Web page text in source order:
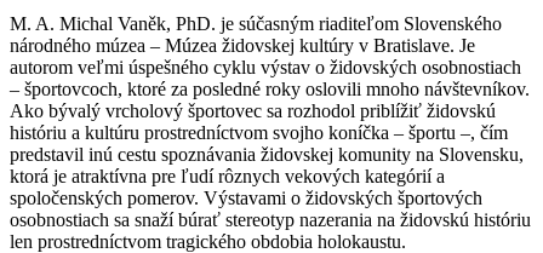
M. A. Michal Vaněk, PhD. je súčasným riaditeľom Slovenského
národného múzea – Múzea židovskej kultúry v Bratislave. Je
autorom veľmi úspešného cyklu výstav o židovských osobnostiach
– športovcoch, ktoré za posledné roky oslovili mnoho návštevníkov.
Ako bývalý vrcholový športovec sa rozhodol priblížiť židovskú
históriu a kultúru prostredníctvom svojho koníčka – športu –, čím
predstavil inú cestu spoznávania židovskej komunity na Slovensku,
ktorá je atraktívna pre ľudí rôznych vekových kategórií a
spoločenských pomerov. Výstavami o židovských športových
osobnostiach sa snaží búrať stereotyp nazerania na židovskú históriu
len prostredníctvom tragického obdobia holokaustu.